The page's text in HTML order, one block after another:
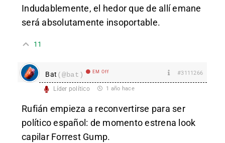
Indudablemente, el hedor que de allí emane
será absolutamente insoportable.
11
Bat (@bat) EM Off #3111266
Líder político 1 año hace
Rufián empieza a reconvertirse para ser
político español: de momento estrena look
capilar Forrest Gump.